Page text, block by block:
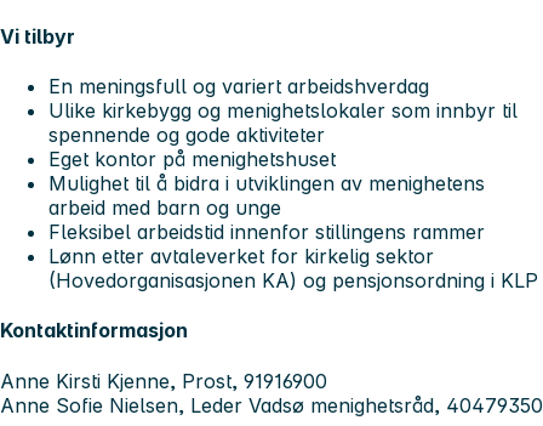
Vi tilbyr
En meningsfull og variert arbeidshverdag
Ulike kirkebygg og menighetslokaler som innbyr til
spennende og gode aktiviteter
Eget kontor på menighetshuset
Mulighet til å bidra i utviklingen av menighetens
arbeid med barn og unge
Fleksibel arbeidstid innenfor stillingens rammer
Lønn etter avtaleverket for kirkelig sektor
(Hovedorganisasjonen KA) og pensjonsordning i KLP
Kontaktinformasjon
Anne Kirsti Kjenne, Prost, 91916900
Anne Sofie Nielsen, Leder Vadsø menighetsråd, 40479350